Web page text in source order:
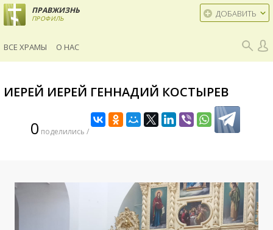
ПРАВЖИЗНЬ
ПРОФИЛЬ ДОБАВИТЬ
ВСЕ ХРАМЫ О НАС
ИЕРЕЙ ИЕРЕЙ ГЕННАДИЙ КОСТЫРЕВ
0 поделились /